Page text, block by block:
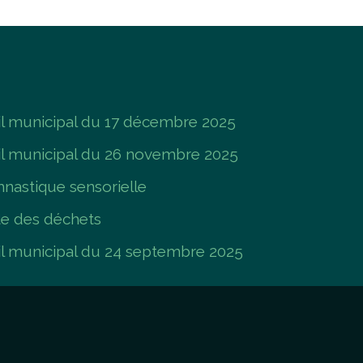
du 17 décembre 2025
du 26 novembre 2025
sensorielle
des déchets
du 24 septembre 2025